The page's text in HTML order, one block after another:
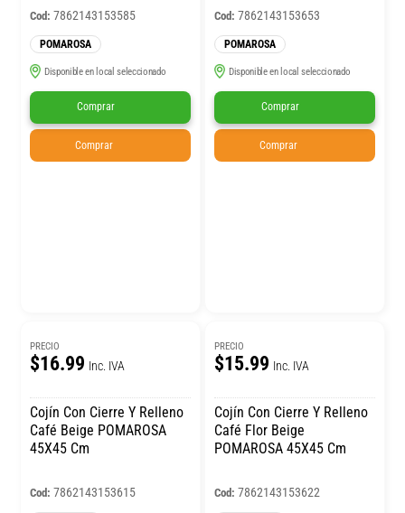
Cod: 7862143153585
POMAROSA
Disponible en local seleccionado
Comprar
Comprar
Cod: 7862143153653
POMAROSA
Disponible en local seleccionado
Comprar
Comprar
PRECIO
$16.99 Inc. IVA
Cojín Con Cierre Y Relleno
Café Beige POMAROSA
45X45 Cm
Cod: 7862143153615
PRECIO
$15.99 Inc. IVA
Cojín Con Cierre Y Relleno
Café Flor Beige
POMAROSA 45X45 Cm
Cod: 7862143153622